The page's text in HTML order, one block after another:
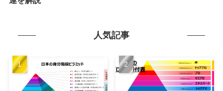
人気記事